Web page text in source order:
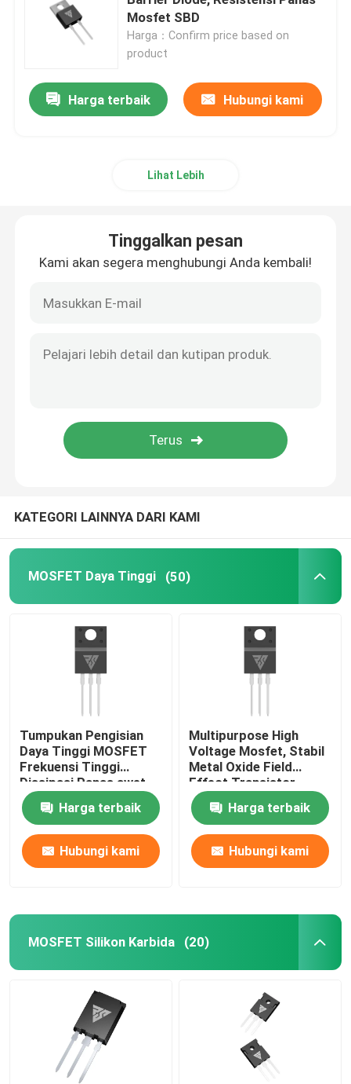
Super Junction MOSFET
Silicon Carbide SBD
IGBT Daya Tinggi
Mosfet SBD
Harga：Confirm price based on
product
Harga terbaik Hubungi kami
Lihat Lebih
Tinggalkan pesan
Kami akan segera menghubungi Anda kembali!
KATEGORI LAINNYA DARI KAMI
MOSFET Daya Tinggi (50)
Tumpukan Pengisian
Daya Tinggi MOSFET
Frekuensi Tinggi
Dissipasi Panas awet
Harga terbaik
Hubungi kami
Multipurpose High
Voltage Mosfet, Stabil
Metal Oxide Field
Effect Transistor
Harga terbaik
Hubungi kami
MOSFET Silikon Karbida (20)